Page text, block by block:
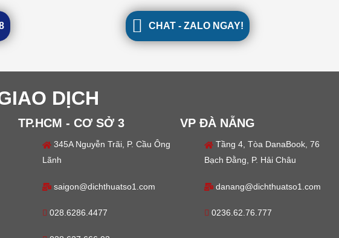
CHAT - ZALO NGAY!
DỊCH
TP.HCM - CƠ SỞ 3
345A Nguyễn Trãi, P. Cầu Ông
Lãnh
saigon@dichthuatso1.com
028.6286.4477
VP ĐÀ NẴNG
Tầng 4, Tòa DanaBook, 76
Bạch Đằng, P. Hải Châu
danang@dichthuatso1.com
0236.62.76.777